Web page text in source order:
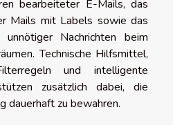
bearbeiteter E-Mails, das
Mails mit Labels sowie das
Nachrichten beim
Technische Hilfsmittel,
und intelligente
zusätzlich dabei, die
dauerhaft zu bewahren.